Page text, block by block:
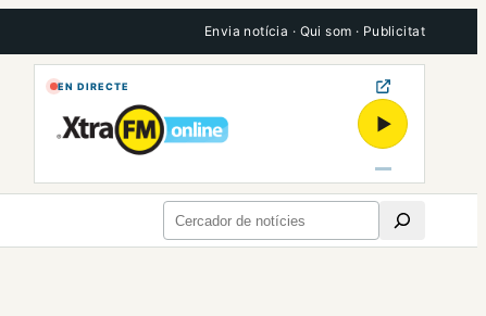
Envia notícia · Qui som · Publicitat
EN DIRECTE
▶
Cerca